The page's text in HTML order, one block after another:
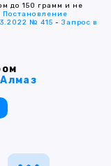
до 150 грамм и не
Постановление
№ 415 -Запрос в